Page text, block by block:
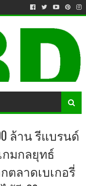
ล้าน รีแบรนด์
มกลยุทธ์
กตลาดเบเกอรี่